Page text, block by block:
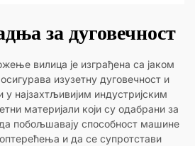
за дуговечност
вилица је изграђена са јаком
изузетну дуговечност и
најзахтљивијим индустријским
материјали који су одабрани за
побољшавају способност машине
и да се супротстави